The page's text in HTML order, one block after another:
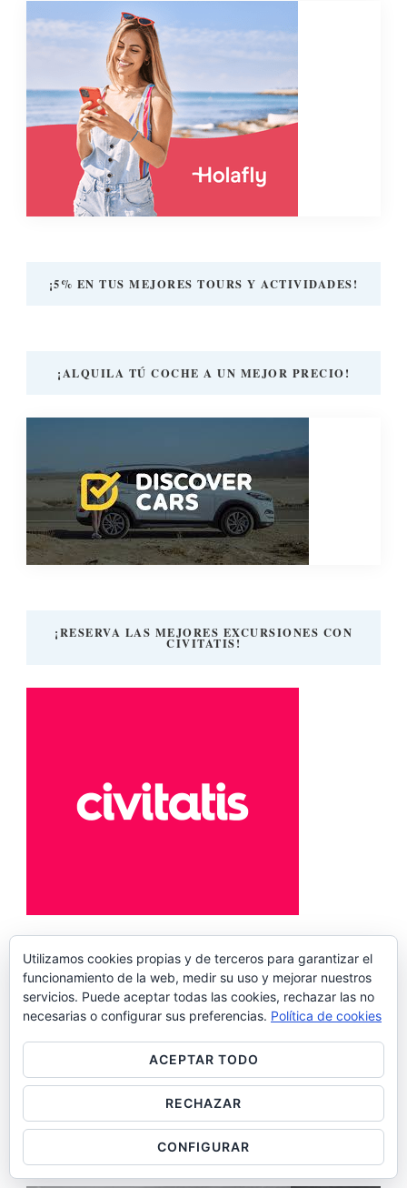
¡5% EN TUS MEJORES TOURS Y ACTIVIDADES!
¡ALQUILA TÚ COCHE A UN MEJOR PRECIO!
¡RESERVA LAS MEJORES EXCURSIONES CON
CIVITATIS!
EUROPA 9 POST(S)
Utilizamos cookies propias y de terceros para garantizar el
funcionamiento de la web, medir su uso y mejorar nuestros
servicios. Puede aceptar todas las cookies, rechazar las no
necesarias o configurar sus preferencias. Política de cookies
ACEPTAR TODO
RECHAZAR
CONFIGURAR